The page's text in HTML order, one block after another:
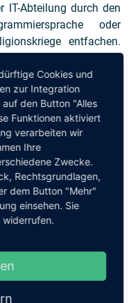
IT-Abteilung durch den
oder
entfachen.
(vielleicht
Sie Abscheu ernten
der so ganz
Fachabteilung.
Bild, wie groß der
ist, wird Ihnen
Tipps für die
der Ursachen für
und seine Ziele ist ein
Cookies und
zur Integration
den Button "Alles
Funktionen aktiviert
verarbeiten wir
Ihre
Zwecke.
Rechtsgrundlagen,
dem Button "Mehr"
einsehen. Sie
widerrufen.